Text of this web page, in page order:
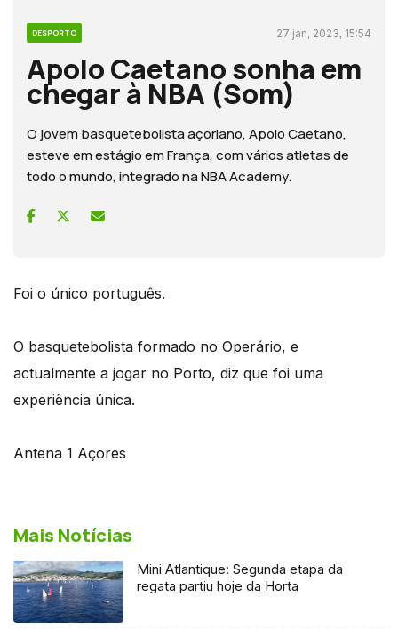
DESPORTO 27 jan, 2023, 15:54
Apolo Caetano sonha em
chegar à NBA (Som)
O jovem basquetebolista açoriano, Apolo Caetano,
esteve em estágio em França, com vários atletas de
todo o mundo, integrado na NBA Academy.
Foi o único português.
O basquetebolista formado no Operário, e
actualmente a jogar no Porto, diz que foi uma
experiência única.
Antena 1 Açores
Mais Notícias
Mini Atlantique: Segunda etapa da
regata partiu hoje da Horta